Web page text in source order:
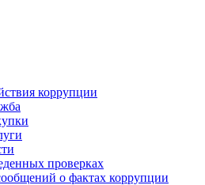
коррупции
проверках
о фактах коррупции